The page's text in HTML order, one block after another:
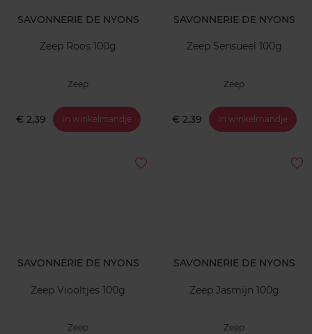
SAVONNERIE DE NYONS
Zeep Roos 100g
Zeep
€ 2,39 In winkelmandje
SAVONNERIE DE NYONS
Zeep Sensueel 100g
Zeep
€ 2,39 In winkelmandje
SAVONNERIE DE NYONS
Zeep Viooltjes 100g
Zeep
SAVONNERIE DE NYONS
Zeep Jasmijn 100g
Zeep